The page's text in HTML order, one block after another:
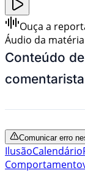
Ouça a
Áudio da matéria
Conteúdo
comentarista
Comunicar erro
IlusãoCalendário
Comportamento